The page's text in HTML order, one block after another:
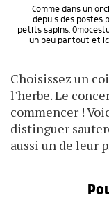
Comme dans un
depuis des postes
petits sapins,
un peu partout et
Choisissez un
l'herbe. Le
commencer !
distinguer
aussi un de leur